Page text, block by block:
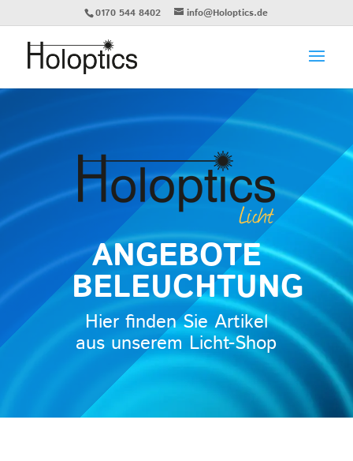
0170 544 8402 info@Holoptics.de
ANGEBOTE
BELEUCHTUNG
Hier finden Sie Artikel
aus unserem Licht-Shop